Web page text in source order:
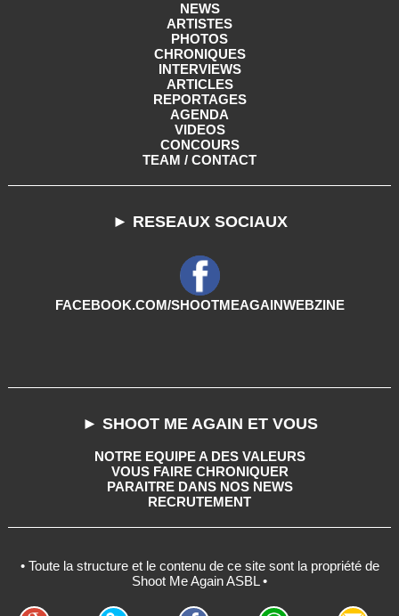
NEWS
ARTISTES
PHOTOS
CHRONIQUES
INTERVIEWS
ARTICLES
REPORTAGES
AGENDA
VIDEOS
CONCOURS
TEAM / CONTACT
► RESEAUX SOCIAUX
FACEBOOK.COM/SHOOTMEAGAINWEBZINE
► SHOOT ME AGAIN ET VOUS
NOTRE EQUIPE A DES VALEURS
VOUS FAIRE CHRONIQUER
PARAITRE DANS NOS NEWS
RECRUTEMENT
• Toute la structure et le contenu de ce site sont la propriété de
Shoot Me Again ASBL •